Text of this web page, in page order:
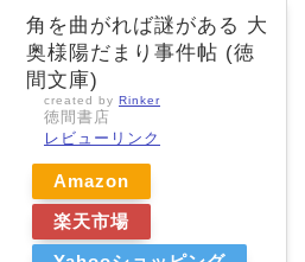
角を曲がれば謎がある 大
奥様陽だまり事件帖 (徳
間文庫)
created by Rinker
徳間書店
レビューリンク
Amazon
楽天市場